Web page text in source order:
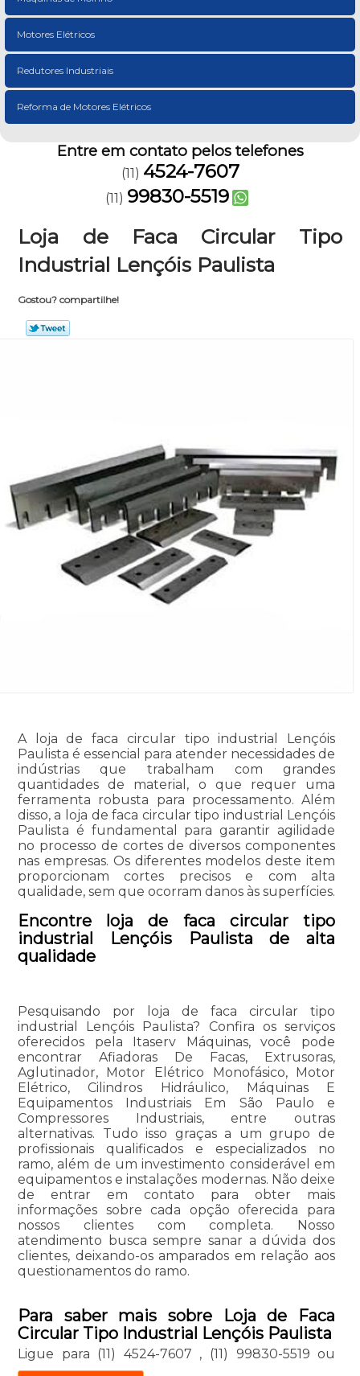
Motores Elétricos
Redutores Industriais
Reforma de Motores Elétricos
Entre em contato pelos telefones
(11) 4524-7607
(11) 99830-5519
Loja de Faca Circular Tipo
Industrial Lençóis Paulista
Gostou? compartilhe!
A loja de faca circular tipo industrial Lençóis
Paulista é essencial para atender necessidades de
indústrias que trabalham com grandes
quantidades de material, o que requer uma
ferramenta robusta para processamento. Além
disso, a loja de faca circular tipo industrial Lençóis
Paulista é fundamental para garantir agilidade
no processo de cortes de diversos componentes
nas empresas. Os diferentes modelos deste item
proporcionam cortes precisos e com alta
qualidade, sem que ocorram danos às superfícies.
Encontre loja de faca circular tipo
industrial Lençóis Paulista de alta
qualidade
Pesquisando por loja de faca circular tipo
industrial Lençóis Paulista? Confira os serviços
oferecidos pela Itaserv Máquinas, você pode
encontrar Afiadoras De Facas, Extrusoras,
Aglutinador, Motor Elétrico Monofásico, Motor
Elétrico, Cilindros Hidráulico, Máquinas E
Equipamentos Industriais Em São Paulo e
Compressores Industriais, entre outras
alternativas. Tudo isso graças a um grupo de
profissionais qualificados e especializados no
ramo, além de um investimento considerável em
equipamentos e instalações modernas. Não deixe
de entrar em contato para obter mais
informações sobre cada opção oferecida para
nossos clientes com completa. Nosso
atendimento busca sempre sanar a dúvida dos
clientes, deixando-os amparados em relação aos
questionamentos do ramo.
Para saber mais sobre Loja de Faca
Circular Tipo Industrial Lençóis Paulista
Ligue para (11) 4524-7607 , (11) 99830-5519 ou